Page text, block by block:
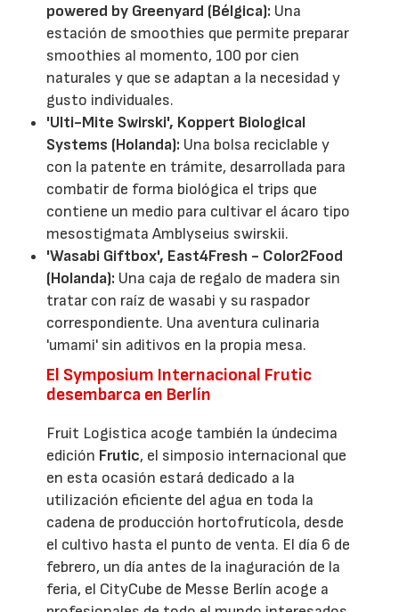
powered by Greenyard (Bélgica): Una
estación de smoothies que permite preparar
smoothies al momento, 100 por cien
naturales y que se adaptan a la necesidad y
gusto individuales.
'Ulti-Mite Swirski', Koppert Biological
Systems (Holanda): Una bolsa reciclable y
con la patente en trámite, desarrollada para
combatir de forma biológica el trips que
contiene un medio para cultivar el ácaro tipo
mesostigmata Amblyseius swirskii.
'Wasabi Giftbox', East4Fresh - Color2Food
(Holanda): Una caja de regalo de madera sin
tratar con raíz de wasabi y su raspador
correspondiente. Una aventura culinaria
'umami' sin aditivos en la propia mesa.
El Symposium Internacional Frutic
desembarca en Berlín
Fruit Logistica acoge también la úndecima
edición Frutic, el simposio internacional que
en esta ocasión estará dedicado a la
utilización eficiente del agua en toda la
cadena de producción hortofrutícola, desde
el cultivo hasta el punto de venta. El día 6 de
febrero, un día antes de la inaguración de la
feria, el CityCube de Messe Berlín acoge a